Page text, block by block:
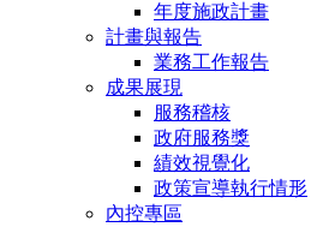
年度施政計畫
計畫與報告
業務工作報告
成果展現
服務稽核
政府服務獎
績效視覺化
政策宣導執行情形
內控專區